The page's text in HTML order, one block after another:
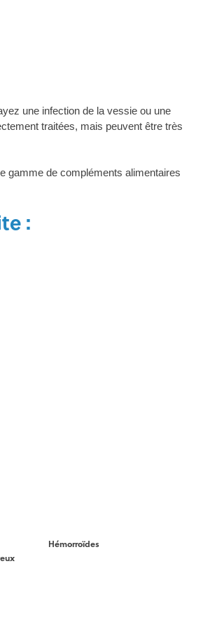
une infection de la vessie ou une
traitées, mais peuvent être très
gamme de compléments alimentaires
:
Hémorroïdes